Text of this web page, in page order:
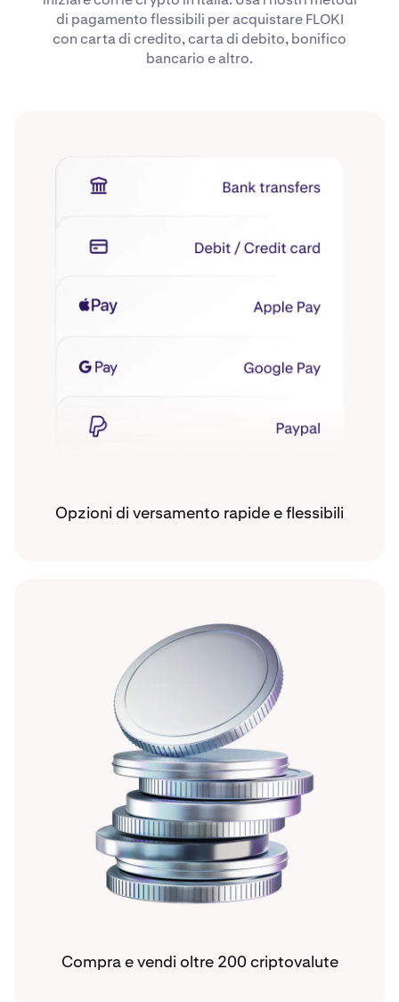
di pagamento flessibili per acquistare FLOKI
con carta di credito, carta di debito, bonifico
bancario e altro.
Opzioni di versamento rapide e flessibili
Compra e vendi oltre 200 criptovalute